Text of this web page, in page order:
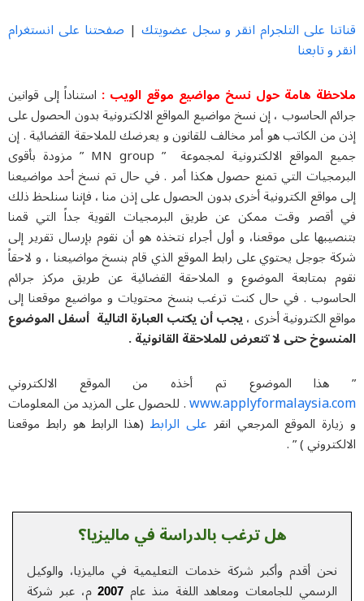
قناتنا على التلجرام انقر و سجل عضويتك | صفحتنا على انستغرام
انقر و تابعنا
ملاحظة هامة حول نسخ مواضيع موقع الويب : استناداً إلى قوانين
جرائم الحاسوب ، إن نسخ مواضيع المواقع الالكترونية بدون الحصول على
إذن من الكاتب هو أمر مخالف للقانون و يعرضك للملاحقة القضائية . إن
جميع المواقع الالكترونية لمجموعة ” MN group ” مزودة بأقوى
البرمجيات التي تمنع حصول هكذا أمر . في حال تم نسخ أحد مواضيعنا
إلى مواقع الكترونية أخرى بدون الحصول على إذن منا ، فإننا سنلحظ ذلك
في أقصر وقت ممكن عن طريق البرمجيات القوية جداً التي قمنا
بتنصيبها على موقعنا، و أول أجراء نتخذه هو أن نقوم بإرسال تقرير إلى
شركة جوجل يحتوي على رابط الموقع الذي قام بنسخ مواضيعنا ، و لاحقاً
نقوم بمتابعة الموضوع و الملاحقة القضائية عن طريق مركز جرائم
الحاسوب . في حال كنت ترغب بنسخ محتويات و مواضيع موقعنا إلى
مواقع الكترونية أخرى ،يجب أن يكتب العبارة التالية أسفل الموضوع
المنسوخ حتى لا تتعرض للملاحقة القانونية .
” هذا الموضوع تم أخذه من الموقع الالكتروني
www.applyformalaysia.com. للحصول على المزيد من المعلومات
و زيارة الموقع المرجعي انقر على الرابط(هذا الرابط هو رابط موقعنا
الالكتروني ) ” .
هل ترغب بالدراسة في ماليزيا؟
نحن أقدم وأكبر شركة خدمات التعلیمیة في ماليزيا، والوكيل
الرسمي للجامعات ومعاهد اللغة منذ عام 2007م، عبر شركة